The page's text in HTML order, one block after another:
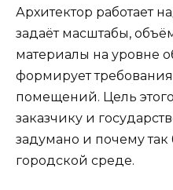
Архитектор работает
задаёт масштабы,
материалы на уровне
формирует
помещений. Цель
заказчику и
задумано и почему так
городской среде.